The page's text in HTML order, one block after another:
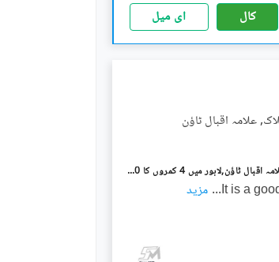
کال ای میل
علامہ اقبال ٹاؤن
علامہ اقبال ٹاؤن ۔ سکندر بلاک علامہ اقبال ٹاؤن,لاہور میں 4 کمروں کا 10 مرلہ مکان 4.25 کروڑ میں برائے فروخت۔
It is a
... مزید